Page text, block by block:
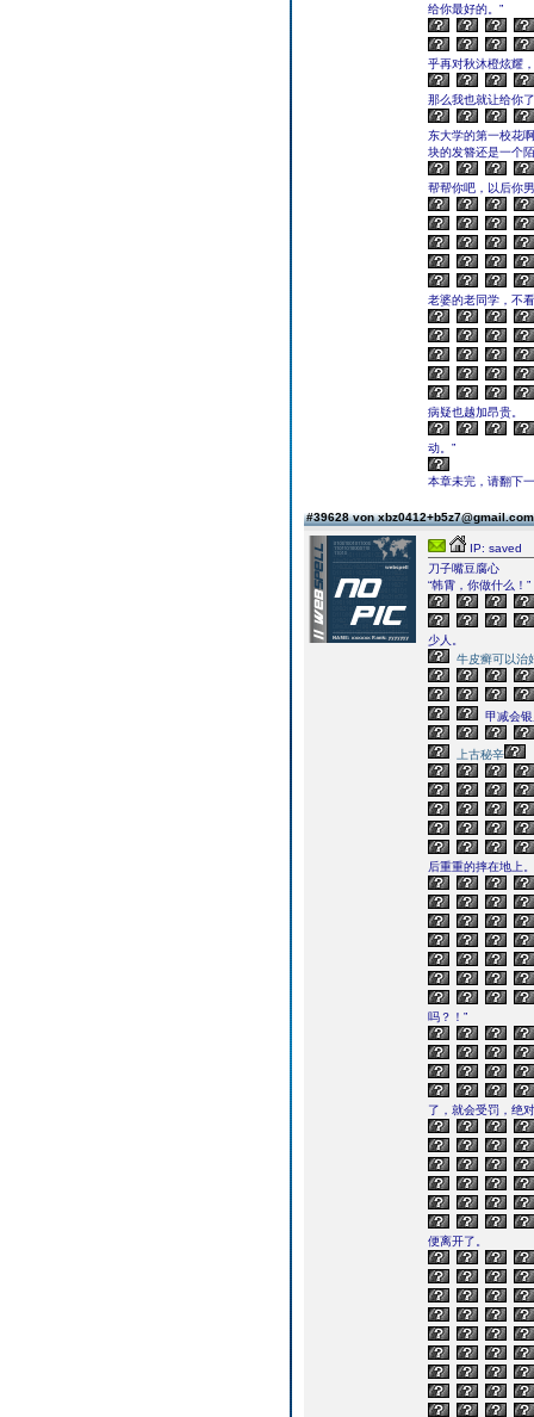
给你最好的。”
乎再对秋沐橙炫耀
那么我也就让给你
东大学的第一校花
块的发簪还是一个
帮帮你吧，以后你
老婆的老同学，不
病疑也越加昂贵。
动。”
本章未完，请翻下
#39628 von
IP: saved
刀子嘴豆腐心
“韩霄，你做什么！”
少人。
牛皮癣可以治
甲减会
上古秘辛
后重重的摔在地上。
吗？！”
了，就会受罚，绝
便离开了。